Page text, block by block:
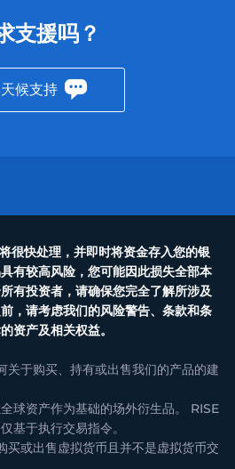
支援吗？
候支持
很快处理，并即时将资金存入您的银
有较高风险，您可能因此损失全部本
有投资者，请确保您完全了解所涉及
，请考虑我们的风险警告、条款和条
资产及相关权益。
关于购买、持有或出售我们的产品的建
球资产作为基础的场外衍生品。 RISE
基于执行交易指令。
买或出售虚拟货币且并不是虚拟货币交